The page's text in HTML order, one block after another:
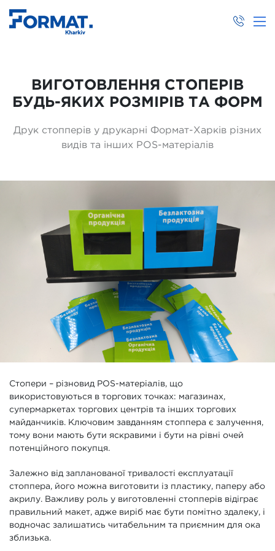
ВИГОТОВЛЕННЯ СТОПЕРІВ
БУДЬ-ЯКИХ РОЗМІРІВ ТА ФОРМ
Друк стопперів у друкарні Формат-Харків різних
видів та інших POS-матеріалів
Стопери – різновид POS-матеріалів, що
використовуються в торгових точках: магазинах,
супермаркетах торгових центрів та інших торгових
майданчиків. Ключовим завданням стоппера є залучення,
тому вони мають бути яскравими і бути на рівні очей
потенційного покупця.
Залежно від запланованої тривалості експлуатації
стоппера, його можна виготовити із пластику, паперу або
акрилу. Важливу роль у виготовленні стопперів відіграє
правильний макет, адже виріб має бути помітно здалеку, і
водночас залишатись читабельним та приємним для ока
зблизька.